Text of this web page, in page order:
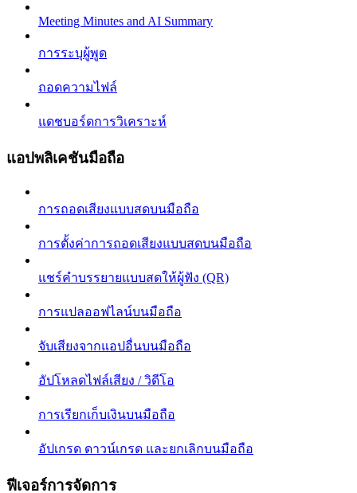
Meeting Minutes and AI Summary
การระบุผู้พูด
ถอดความไฟล์
แดชบอร์ดการวิเคราะห์
แอปพลิเคชันมือถือ
การถอดเสียงแบบสดบนมือถือ
การตั้งค่าการถอดเสียงแบบสดบนมือถือ
แชร์คำบรรยายแบบสดให้ผู้ฟัง (QR)
การแปลออฟไลน์บนมือถือ
จับเสียงจากแอปอื่นบนมือถือ
อัปโหลดไฟล์เสียง / วิดีโอ
การเรียกเก็บเงินบนมือถือ
อัปเกรด ดาวน์เกรด และยกเลิกบนมือถือ
ฟีเจอร์การจัดการ